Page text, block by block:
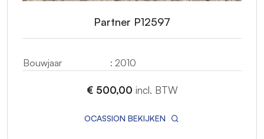
Partner P12597
Bouwjaar : 2010
€ 500,00 incl. BTW
OCASSION BEKIJKEN